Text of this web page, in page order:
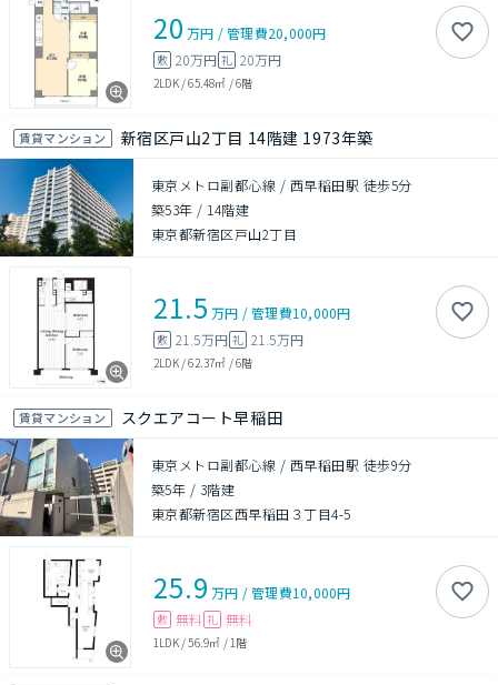
20 万円 /管理費20,000円
敷 20万円 礼 20万円
2LDK/65.48㎡ /6階
賃貸マンション 新宿区戸山2丁目 14階建 1973年築
東京メトロ副都心線 / 西早稲田駅 徒歩5分
築53年 / 14階建
東京都新宿区戸山2丁目
21.5 万円 /管理費10,000円
敷 21.5万円 礼 21.5万円
2LDK/62.37㎡ /6階
賃貸マンション スクエアコート早稲田
東京メトロ副都心線 / 西早稲田駅 徒歩9分
築5年 / 3階建
東京都新宿区西早稲田３丁目4-5
25.9 万円 /管理費10,000円
敷 無料 礼 無料
1LDK/56.9㎡ / 1階